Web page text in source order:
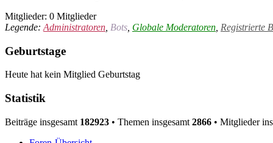
Mitglieder: 0 Mitglieder
Legende: Administratoren Bots Globale Moderatoren Registrierte
Geburtstage
Heute hat kein Mitglied Geburtstag
Statistik
Beiträge insgesamt 182923 • Themen insgesamt 2866 • Mitglieder